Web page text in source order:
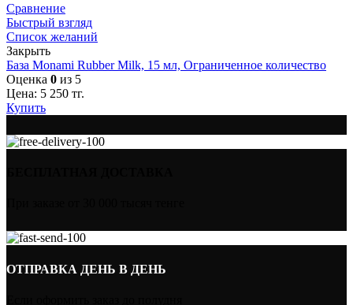
Сравнение
Быстрый взгляд
Список желаний
Закрыть
База Monami Rubber Milk, 15 мл, Ограниченное количество
Оценка 0 из 5
Цена: 5 250 тг.
Купить
ОТПРАВКА ДЕНЬ В ДЕНЬ